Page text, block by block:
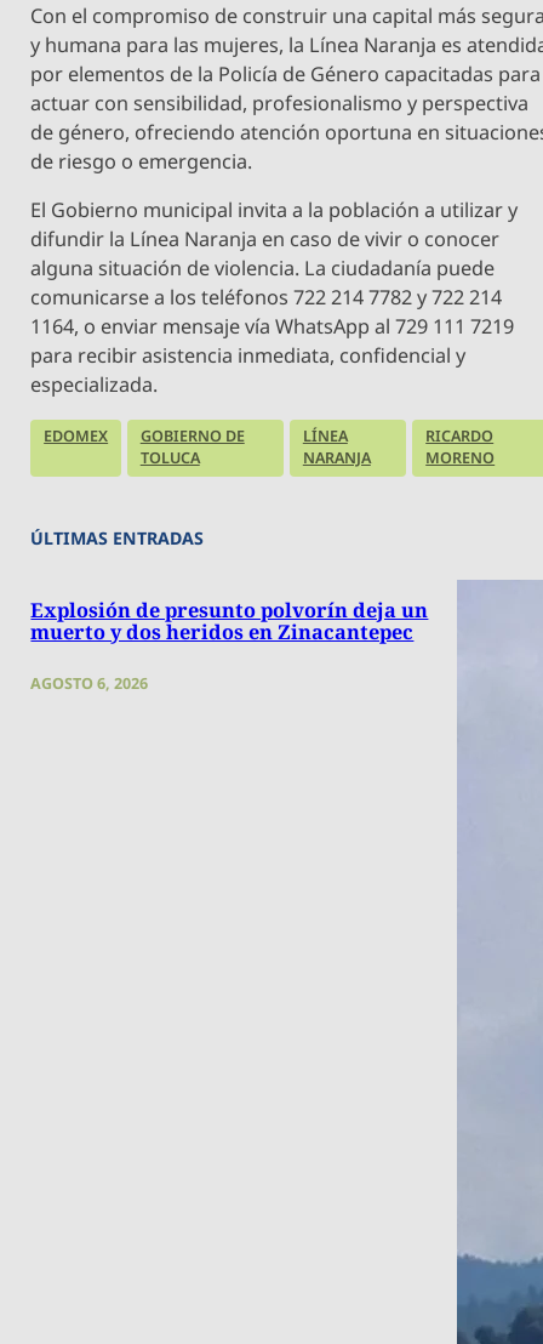
Con el compromiso de construir una capital más
y humana para las mujeres, la Línea Naranja es
por elementos de la Policía de Género capacitadas para
actuar con sensibilidad, profesionalismo y perspectiva
de género, ofreciendo atención oportuna en
de riesgo o emergencia.
El Gobierno municipal invita a la población a utilizar y
difundir la Línea Naranja en caso de vivir o conocer
alguna situación de violencia. La ciudadanía puede
comunicarse a los teléfonos 722 214 7782 y 722 214
1164, o enviar mensaje vía WhatsApp al 729 111 7219
para recibir asistencia inmediata, confidencial y
especializada.
EDOMEX
GOBIERNO DE
TOLUCA
LÍNEA
NARANJA
RICARDO
MORENO
ÚLTIMAS ENTRADAS
Explosión de presunto polvorín deja un
muerto y dos heridos en Zinacantepec
AGOSTO 6, 2026